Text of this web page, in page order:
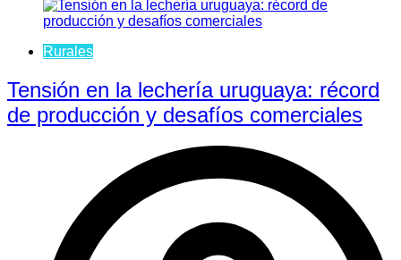
Rurales
Tensión en la lechería uruguaya: récord
de producción y desafíos comerciales